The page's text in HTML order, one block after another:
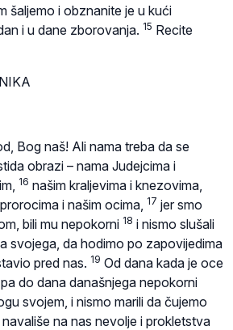
šaljemo i obznanite je u kući
i u dane zborovanja. 15 Recite
Bog naš! Ali nama treba da se
obrazi – nama Judejcima i
16 našim kraljevima i knezovima,
i našim ocima, 17 jer smo
bili mu nepokorni 18 i nismo slušali
svojega, da hodimo po zapovijedima
pred nas. 19 Od dana kada je oce
do dana današnjega nepokorni
svojem, i nismo marili da čujemo
navališe na nas nevolje i prokletstva